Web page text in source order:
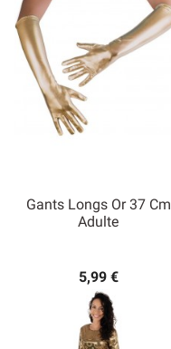
Gants Longs Or 37 Cm
Adulte
5,99 €